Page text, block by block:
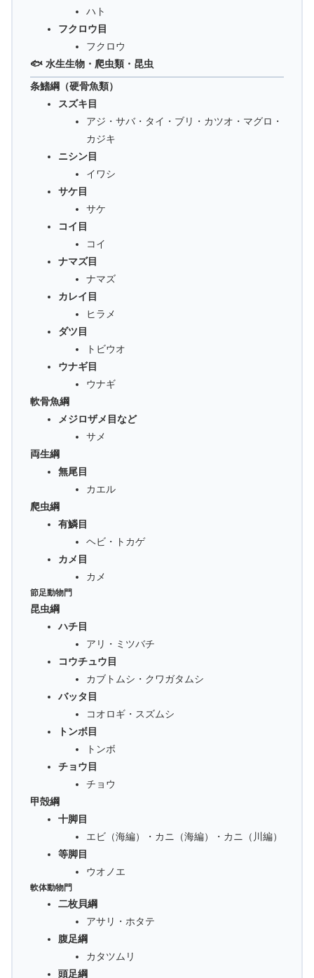
ハト
フクロウ目
フクロウ
🐟 水生生物・爬虫類・昆虫
条鰭綱（硬骨魚類）
スズキ目
アジ・サバ・タイ・ブリ・カツオ・マグロ・
カジキ
ニシン目
イワシ
サケ目
サケ
コイ目
コイ
ナマズ目
ナマズ
カレイ目
ヒラメ
ダツ目
トビウオ
ウナギ目
ウナギ
軟骨魚綱
メジロザメ目など
サメ
両生綱
無尾目
カエル
爬虫綱
有鱗目
ヘビ・トカゲ
カメ目
カメ
節足動物門
昆虫綱
ハチ目
アリ・ミツバチ
コウチュウ目
カブトムシ・クワガタムシ
バッタ目
コオロギ・スズムシ
トンボ目
トンボ
チョウ目
チョウ
甲殻綱
十脚目
エビ（海編）・カニ（海編）・カニ（川編）
等脚目
ウオノエ
軟体動物門
二枚貝綱
アサリ・ホタテ
腹足綱
カタツムリ
頭足綱